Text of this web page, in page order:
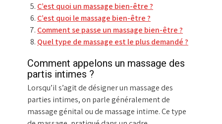
C’est quoi un massage bien-être ?
C’est quoi le massage bien-être ?
Comment se passe un massage bien-être ?
Quel type de massage est le plus demandé ?
Comment appelons un massage des
partis intimes ?
Lorsqu’il s’agit de désigner un massage des
parties intimes, on parle généralement de
massage génital ou de massage intime. Ce type